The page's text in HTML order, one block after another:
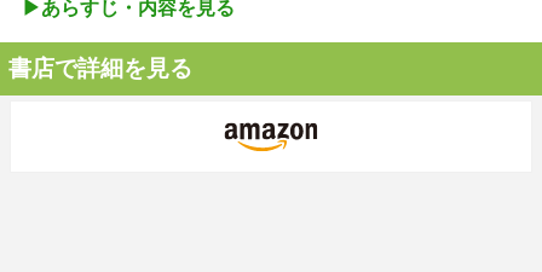
▶︎あらすじ・内容を見る
書店で詳細を見る